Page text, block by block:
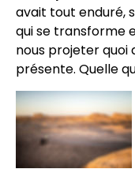
avait tout enduré,
qui se transforme
nous projeter quoi
présente. Quelle